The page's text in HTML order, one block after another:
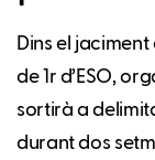
Dins el
de 1r d’ESO,
sortirà a
durant dos